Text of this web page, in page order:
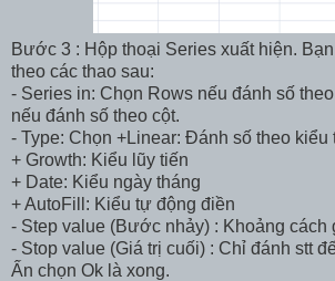
Bước 3 : Hộp thoại Series xuất hiện.
theo các thao sau:
- Series in: Chọn Rows nếu đánh số
nếu đánh số theo cột.
- Type: Chọn +Linear: Đánh số theo kiểu
+ Growth: Kiểu lũy tiến
+ Date: Kiểu ngày tháng
+ AutoFill: Kiểu tự động điền
- Step value (Bước nhảy) : Khoảng
- Stop value (Giá trị cuối) : Chỉ đánh stt
Ấn chọn Ok là xong.